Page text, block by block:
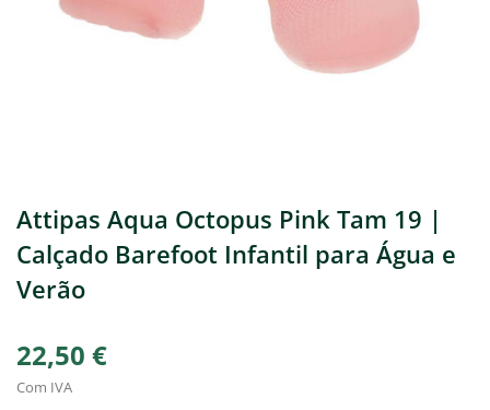
Attipas Aqua Octopus Pink Tam 19 |
Calçado Barefoot Infantil para Água e
Verão
22,50 €
Com IVA